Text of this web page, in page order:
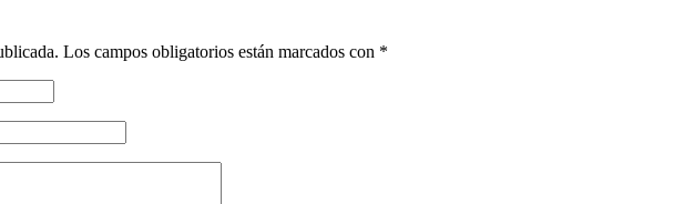
Los campos obligatorios están marcados con *